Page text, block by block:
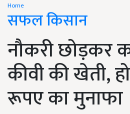
Home
सफल किसान
नौकरी छोड़कर
कीवी की खेती,
रूपए का मुनाफा